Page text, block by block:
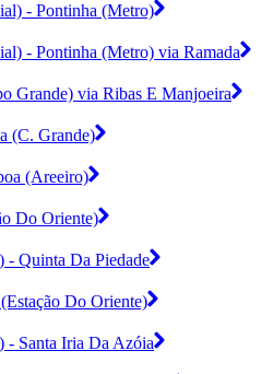
- Pontinha (Metro)
- Pontinha (Metro) via Ramada
Grande) via Ribas E Manjoeira
(C. Grande)
(Areeiro)
Do Oriente)
- Quinta Da Piedade
Do Oriente)
- Santa Iria Da Azóia